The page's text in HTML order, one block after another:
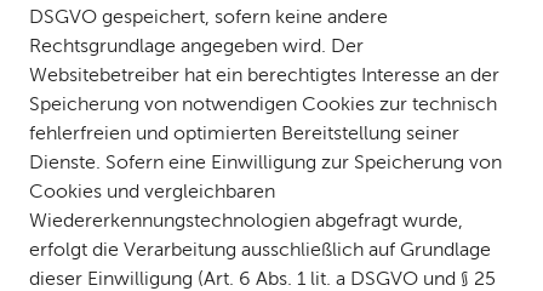
DSGVO gespeichert, sofern keine andere
Rechtsgrundlage angegeben wird. Der
Websitebetreiber hat ein berechtigtes Interesse an der
Speicherung von notwendigen Cookies zur technisch
fehlerfreien und optimierten Bereitstellung seiner
Dienste. Sofern eine Einwilligung zur Speicherung von
Cookies und vergleichbaren
Wiedererkennungstechnologien abgefragt wurde,
erfolgt die Verarbeitung ausschließlich auf Grundlage
dieser Einwilligung (Art. 6 Abs. 1 lit. a DSGVO und § 25